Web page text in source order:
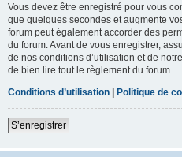
Vous devez être enregistré pour vous
que quelques secondes et augmente
forum peut également accorder des
du forum. Avant de vous enregistrer,
de nos conditions d’utilisation et de
de bien lire tout le règlement du forum.
Conditions d’utilisation | Politique de
S’enregistrer